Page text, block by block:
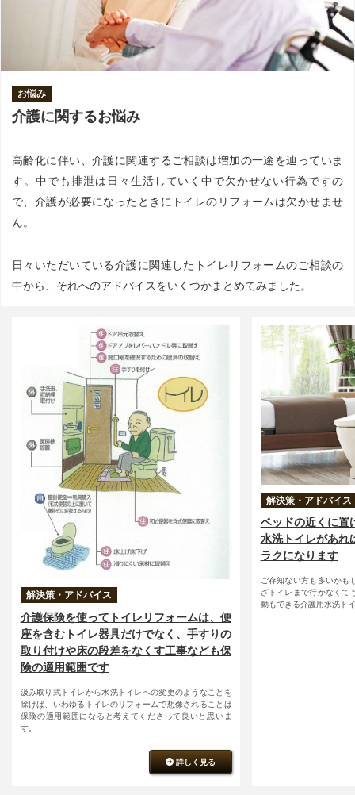
お悩み
介護に関するお悩み
高齢化に伴い、介護に関連するご相談は増加の一途を辿っていま
す。中でも排泄は日々生活していく中で欠かせない行為ですの
で、介護が必要になったときにトイレのリフォームは欠かせませ
ん。
日々いただいている介護に関連したトイレリフォームのご相談の
中から、それへのアドバイスをいくつかまとめてみました。
解決策・アドバイス
介護保険を使ってトイレリフォームは、便
座を含むトイレ器具だけでなく、手すりの
取り付けや床の段差をなくす工事なども保
険の適用範囲です
汲み取り式トイレから水洗トイレへの変更のようなことを
除けば、いわゆるトイレのリフォームで想像されることは
保険の適用範囲になると考えてくださって良いと思いま
す。
詳しく見る
解決策・アドバイス
ベッドの近くに置
水洗トイレがあれ
ラクになります
ご存知ない方も多いかも
ざトイレまで行かなくて
動もできる介護用水洗ト